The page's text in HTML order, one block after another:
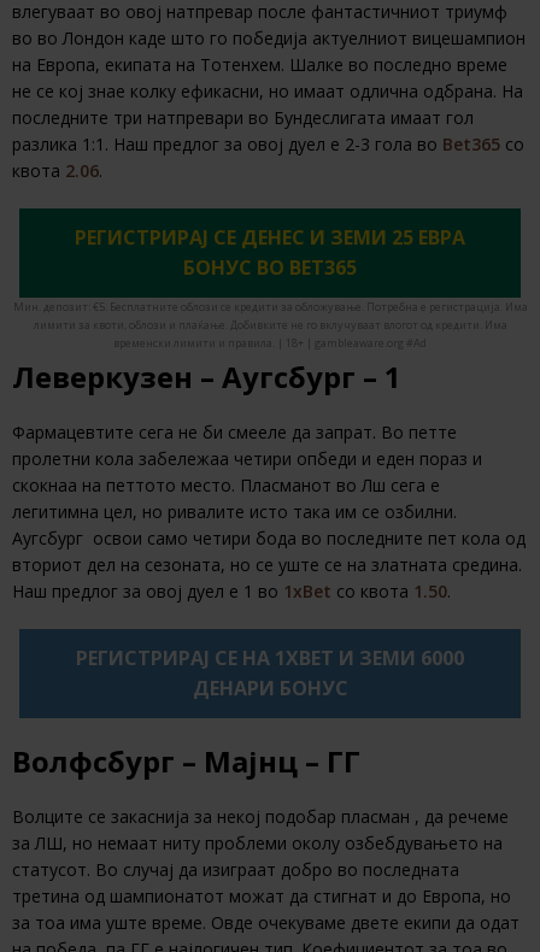
влегуваат во овој натпревар после фантастичниот триумф
во во Лондон каде што го победија актуелниот вицешампион
на Европа, екипата на Тотенхем. Шалке во последно време
не се кој знае колку ефикасни, но имаат одлична одбрана. На
последните три натпревари во Бундеслигата имаат гол
разлика 1:1. Наш предлог за овој дуел е 2-3 гола во Bet365 со
квота 2.06.
РЕГИСТРИРАЈ СЕ ДЕНЕС И ЗЕМИ 25 ЕВРА
БОНУС ВО BET365
Мин. депозит: €5. Бесплатните облози се кредити за обложување. Потребна е регистрација. Има
лимити за квоти, облози и плаќање. Добивките не го вклучуваат влогот од кредити. Има
временски лимити и правила. | 18+ | gambleaware.org #Ad
Леверкузен – Аугсбург – 1
Фармацевтите сега не би смееле да запрат. Во петте
пролетни кола забележаа четири опбеди и еден пораз и
скокнаа на петтото место. Пласманот во Лш сега е
легитимна цел, но ривалите исто така им се озбилни.
Аугсбург освои само четири бода во последните пет кола од
вториот дел на сезоната, но се уште се на златната средина.
Наш предлог за овој дуел е 1 во 1xBet со квота 1.50.
РЕГИСТРИРАЈ СЕ НА 1XBET И ЗЕМИ 6000
ДЕНАРИ БОНУС
Волфсбург – Мајнц – ГГ
Волците се закаснија за некој подобар пласман , да речеме
за ЛШ, но немаат ниту проблеми околу озбебдувањето на
статусот. Во случај да изиграат добро во последната
третина од шампионатот можат да стигнат и до Европа, но
за тоа има уште време. Овде очекуваме двете екипи да одат